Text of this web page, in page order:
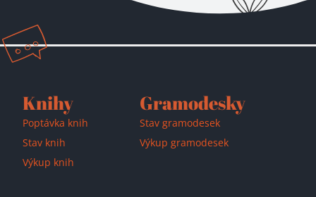
Knihy
Poptávka knih
Stav knih
Výkup knih
Gramodesky
Stav gramodesek
Výkup gramodesek